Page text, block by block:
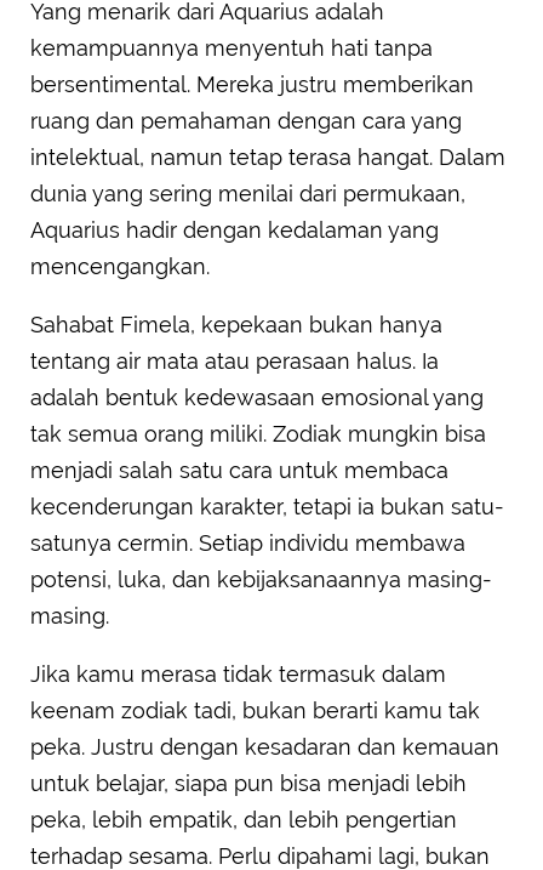
Yang menarik dari Aquarius adalah
kemampuannya menyentuh hati tanpa
bersentimental. Mereka justru memberikan
ruang dan pemahaman dengan cara yang
intelektual, namun tetap terasa hangat. Dalam
dunia yang sering menilai dari permukaan,
Aquarius hadir dengan kedalaman yang
mencengangkan.
Sahabat Fimela, kepekaan bukan hanya
tentang air mata atau perasaan halus. Ia
adalah bentuk kedewasaan emosional yang
tak semua orang miliki. Zodiak mungkin bisa
menjadi salah satu cara untuk membaca
kecenderungan karakter, tetapi ia bukan satu-
satunya cermin. Setiap individu membawa
potensi, luka, dan kebijaksanaannya masing-
masing.
Jika kamu merasa tidak termasuk dalam
keenam zodiak tadi, bukan berarti kamu tak
peka. Justru dengan kesadaran dan kemauan
untuk belajar, siapa pun bisa menjadi lebih
peka, lebih empatik, dan lebih pengertian
terhadap sesama. Perlu dipahami lagi, bukan